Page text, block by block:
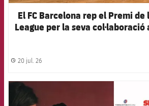
El FC Barcelona rep el Premi de
League per la seva col·laboració
label.share.clock
20 jul. 26